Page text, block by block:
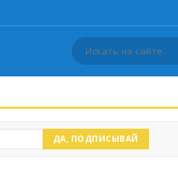
ДА, ПОДПИСЫВАЙ